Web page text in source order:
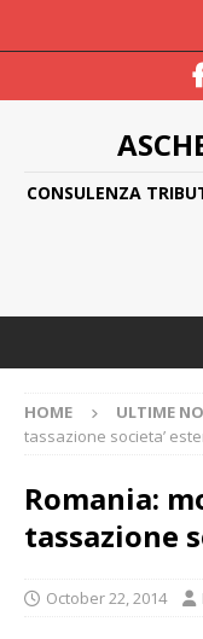
CONSULENZA
HOME ULTIME
tassazione societa’
Romania:
tassazione
October 22, 2014